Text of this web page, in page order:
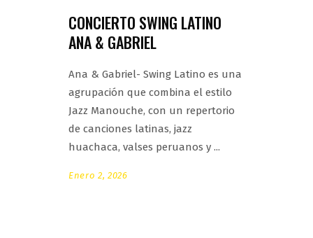
CONCIERTO SWING LATINO
ANA & GABRIEL
Ana & Gabriel- Swing Latino es una
agrupación que combina el estilo
Jazz Manouche, con un repertorio
de canciones latinas, jazz
huachaca, valses peruanos y
Enero 2, 2026